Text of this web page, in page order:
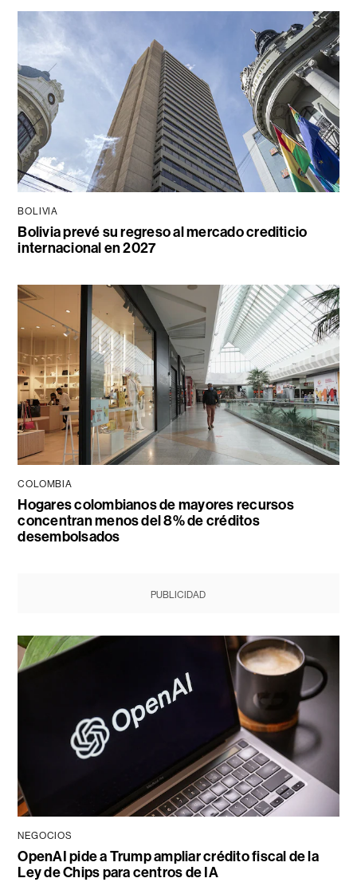
BOLIVIA
Bolivia prevé su regreso al mercado crediticio
internacional en 2027
COLOMBIA
Hogares colombianos de mayores recursos
concentran menos del 8% de créditos
desembolsados
PUBLICIDAD
NEGOCIOS
OpenAI pide a Trump ampliar crédito fiscal de la
Ley de Chips para centros de IA